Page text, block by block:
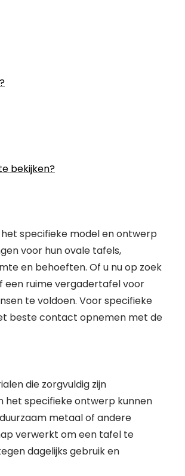
bekijken?
specifieke model en ontwerp
voor hun ovale tafels,
en behoeften. Of u nu op zoek
ruime vergadertafel voor
te voldoen. Voor specifieke
beste contact opnemen met de
die zorgvuldig zijn
het specifieke ontwerp kunnen
metaal of andere
verwerkt om een tafel te
dagelijks gebruik en